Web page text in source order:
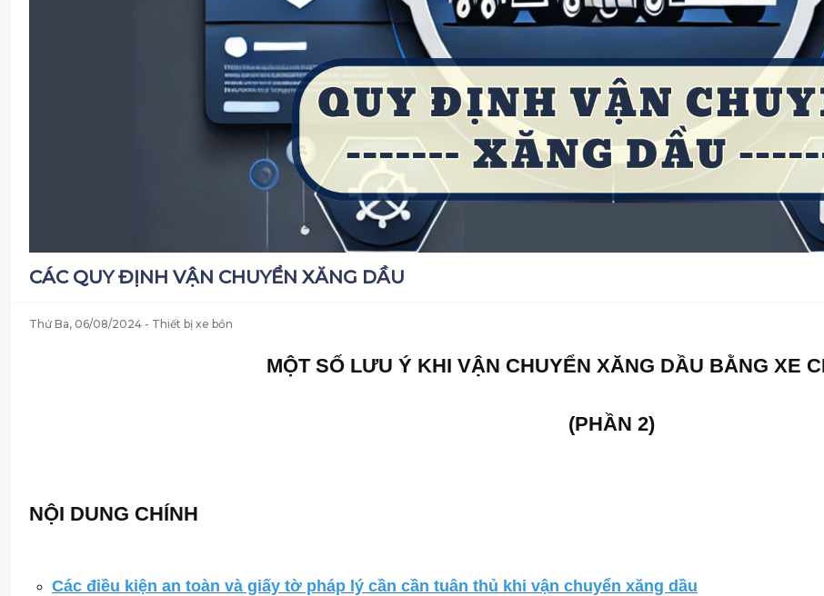
CÁC QUY ĐỊNH VẬN CHUYỂN XĂNG DẦU
Thứ Ba, 06/08/2024 - Thiết bị xe bồn
MỘT SỐ LƯU Ý KHI VẬN CHUYỂN XĂNG DẦU BẰNG XE
(PHẦN 2)
NỘI DUNG CHÍNH
Các điều kiện an toàn và giấy tờ pháp lý cần cần tuân thủ khi vận chuyển xăng dầu